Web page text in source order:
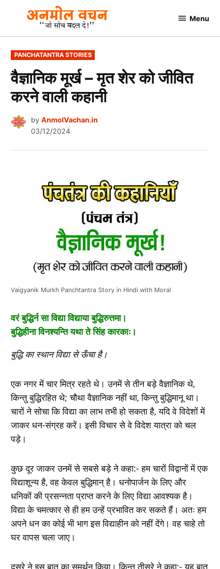
content
AnmolVachan.in
Menu
POSTED
IN
PANCHATANTRA STORIES
वैज्ञानिक मूर्ख – मृत शेर को जीवित
करने वाली कहानी
by AnmolVachan.in
03/12/2024
Vaigyanik Murkh Panchtantra Story in Hindi with Moral
वरं बुद्धिर्न सा विद्या विद्याया बुद्धिरुत्तमा।
बुद्धिहीना विनश्यन्ति यथा ते सिंह कारकाः।
बुद्धि का स्थान विद्या से ऊँचा है।
एक नगर में चार मित्र रहते थे। उनमें से तीन बड़े वैज्ञानिक थे,
किन्तु बुद्धिरहित थे; चौथा वैज्ञानिक नहीं था, किन्तु बुद्धिमानू था।
चारों ने सोचा कि विद्या का लाभ तभी हो सकता है, यदि वे विदेशों में
जाकर धन-संग्रह करें। इसी विचार से वे विदेश यात्रा को चल
पड़े।
कुछ दूर जाकर उनमें से सबसे बड़े ने कहा:- हम चारों विद्वानों में एक
विद्याशून्य है, वह केवल बुद्धिमान् है। धनोपार्जन के लिए और
धनिकों की प्रसन्नता प्राप्त करने के लिए विद्या आवश्यक है।
विद्या के चमत्कार से ही हम उन्हें प्रभावित कर सकते हैं। अतः हम
अपने धन का कोई भी भाग इस विद्याहीन को नहीं देंगे। वह चाहे तो
घर वापस चला जाए।
दूसरे ने इस बात का समर्थन किया। किन्तु तीसरे ने कहा:- यह बात